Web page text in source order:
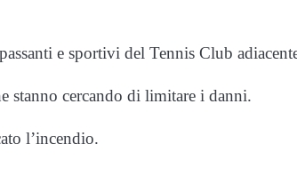
e sportivi del Tennis Club
stanno cercando di limitare i danni.
l’incendio.